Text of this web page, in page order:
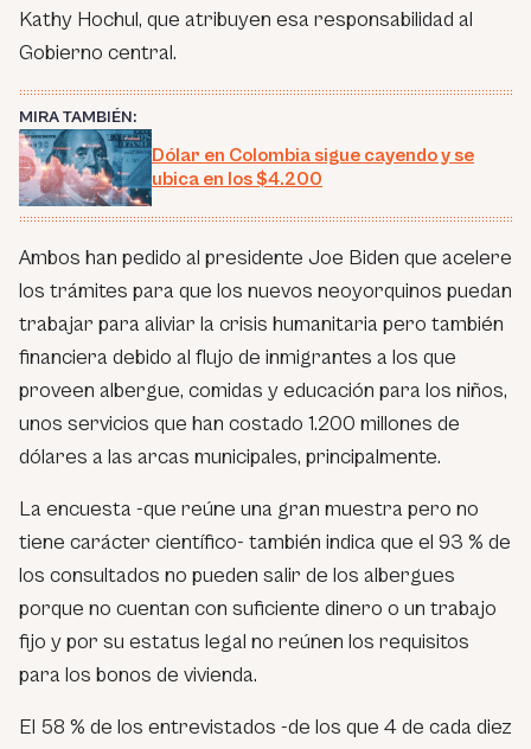
Kathy Hochul, que atribuyen esa responsabilidad al
Gobierno central.
MIRA TAMBIÉN:
Dólar en Colombia sigue cayendo y se
ubica en los $4.200
Ambos han pedido al presidente Joe Biden que acelere
los trámites para que los nuevos neoyorquinos puedan
trabajar para aliviar la crisis humanitaria pero también
financiera debido al flujo de inmigrantes a los que
proveen albergue, comidas y educación para los niños,
unos servicios que han costado 1.200 millones de
dólares a las arcas municipales, principalmente.
La encuesta -que reúne una gran muestra pero no
tiene carácter científico- también indica que el 93 % de
los consultados no pueden salir de los albergues
porque no cuentan con suficiente dinero o un trabajo
fijo y por su estatus legal no reúnen los requisitos
para los bonos de vivienda.
El 58 % de los entrevistados -de los que 4 de cada diez